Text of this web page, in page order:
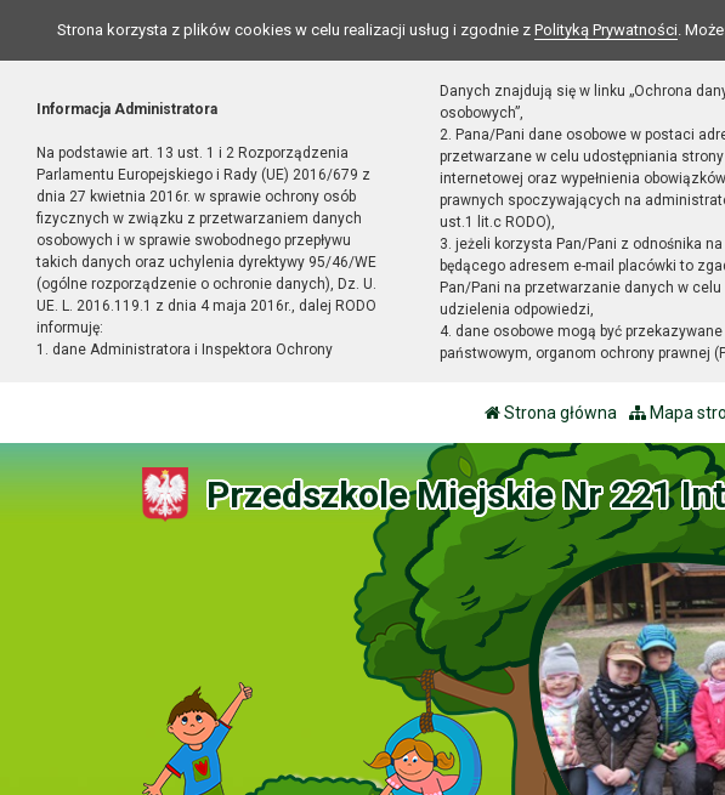
Strona korzysta z plików cookies w celu realizacji usług i zgodnie z Polityką Prywatności.
Informacja Administratora
Na podstawie art. 13 ust. 1 i 2 Rozporządzenia
Parlamentu Europejskiego i Rady (UE) 2016/679 z
dnia 27 kwietnia 2016r. w sprawie ochrony osób
fizycznych w związku z przetwarzaniem danych
osobowych i w sprawie swobodnego przepływu
takich danych oraz uchylenia dyrektywy 95/46/WE
(ogólne rozporządzenie o ochronie danych), Dz. U.
UE. L. 2016.119.1 z dnia 4 maja 2016r., dalej RODO
informuję:
1. dane Administratora i Inspektora Ochrony
Danych znajdują się w linku „Ochrona
osobowych”,
2. Pana/Pani dane osobowe w postaci
przetwarzane w celu udostępniania strony
internetowej oraz wypełnienia obowiązków
prawnych spoczywających na
ust.1 lit.c RODO),
3. jeżeli korzysta Pan/Pani z odnośnika
będącego adresem e-mail placówki to
Pan/Pani na przetwarzanie danych w celu
udzielenia odpowiedzi,
4. dane osobowe mogą być
państwowym, organom ochrony prawnej
Strona główna Mapa
Przedszkole Miejskie Nr 221